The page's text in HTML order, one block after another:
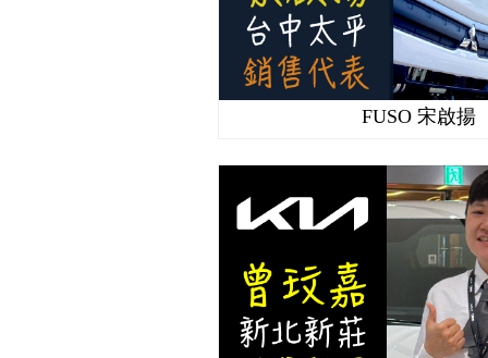
FUSO 宋啟揚